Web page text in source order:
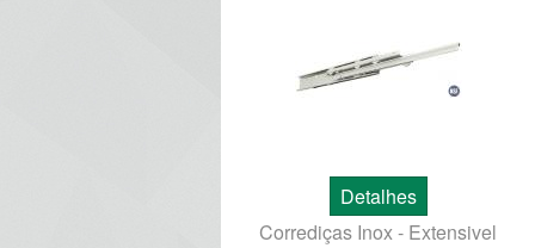
Detalhes
Corrediças Inox - Extensivel